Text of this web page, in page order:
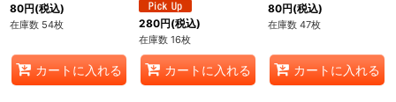
80円(税込)
在庫数 54枚
カートに入れる
280円(税込)
在庫数 16枚
カートに入れる
80円(税込)
在庫数 47枚
カートに入れる